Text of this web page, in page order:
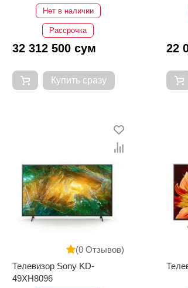
Нет в наличии
Рассрочка
32 312 500 сум
Купить сразу
22
(0 Отзывов)
Телевизор Sony KD-
49XH8096